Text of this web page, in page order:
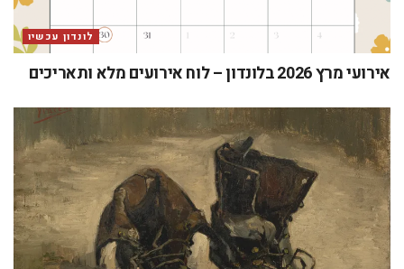
לונדון עכשיו
אירועי מרץ 2026 בלונדון – לוח אירועים מלא ותאריכים